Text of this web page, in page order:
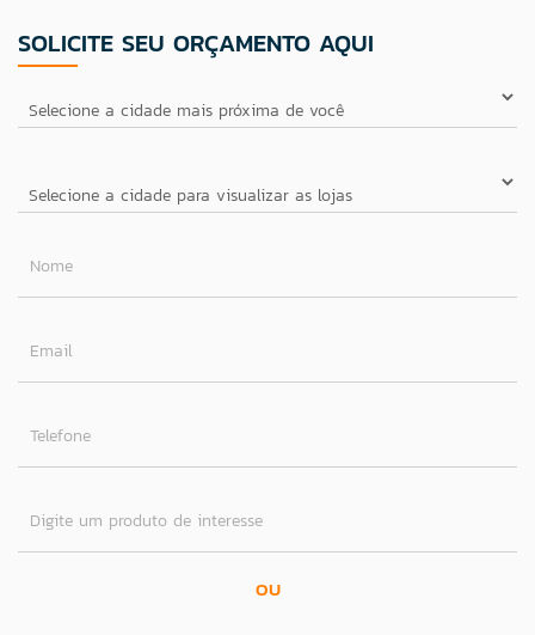
SOLICITE SEU ORÇAMENTO AQUI
Nome
Email
Telefone
Digite um produto de interesse
OU